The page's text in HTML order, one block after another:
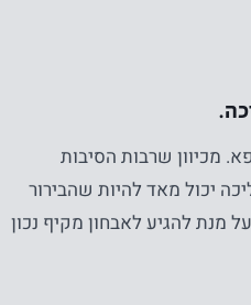
מכיוון שרבות הסיבות
יכול מאד להיות שהבירור
מנת להגיע לאבחון מקיף נכון